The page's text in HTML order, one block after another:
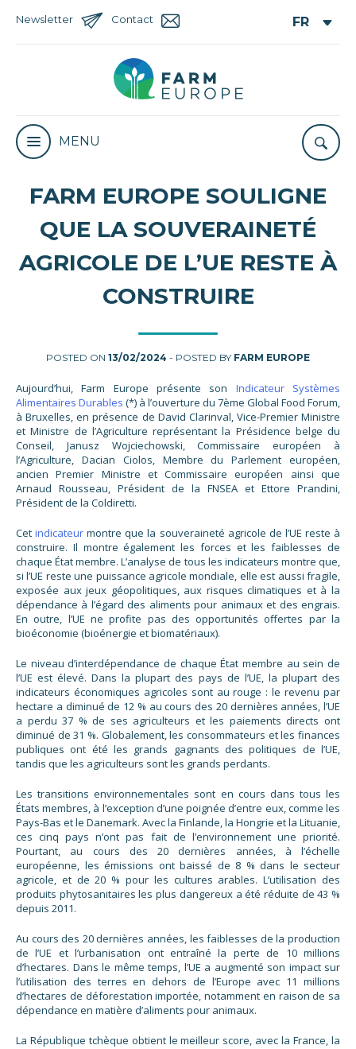
Newsletter Contact
MENU
FARM EUROPE SOULIGNE
QUE LA SOUVERAINETÉ
AGRICOLE DE L’UE RESTE À
CONSTRUIRE
POSTED ON 13/02/2024 - POSTED BY FARM EUROPE
Aujourd’hui, Farm Europe présente son Indicateur Systèmes
Alimentaires Durables (*) à l’ouverture du 7ème Global Food Forum,
à Bruxelles, en présence de David Clarinval, Vice-Premier Ministre
et Ministre de l’Agriculture représentant la Présidence belge du
Conseil, Janusz Wojciechowski, Commissaire européen à
l’Agriculture, Dacian Ciolos, Membre du Parlement européen,
ancien Premier Ministre et Commissaire européen ainsi que
Arnaud Rousseau, Président de la FNSEA et Ettore Prandini,
Président de la Coldiretti.
Cetindicateur montre que la souveraineté agricole de l’UE reste à
construire. Il montre également les forces et les faiblesses de
chaque État membre. L’analyse de tous les indicateurs montre que,
si l’UE reste une puissance agricole mondiale, elle est aussi fragile,
exposée aux jeux géopolitiques, aux risques climatiques et à la
dépendance à l’égard des aliments pour animaux et des engrais.
En outre, l’UE ne profite pas des opportunités offertes par la
bioéconomie (bioénergie et biomatériaux).
Le niveau d’interdépendance de chaque État membre au sein de
l’UE est élevé. Dans la plupart des pays de l’UE, la plupart des
indicateurs économiques agricoles sont au rouge : le revenu par
hectare a diminué de 12 % au cours des 20 dernières années, l’UE
a perdu 37 % de ses agriculteurs et les paiements directs ont
diminué de 31 %. Globalement, les consommateurs et les finances
publiques ont été les grands gagnants des politiques de l’UE,
tandis que les agriculteurs sont les grands perdants.
Les transitions environnementales sont en cours dans tous les
États membres, à l’exception d’une poignée d’entre eux, comme les
Pays-Bas et le Danemark. Avec la Finlande, la Hongrie et la Lituanie,
ces cinq pays n’ont pas fait de l’environnement une priorité.
Pourtant, au cours des 20 dernières années, à l’échelle
européenne, les émissions ont baissé de 8 % dans le secteur
agricole, et de 20 % pour les cultures arables. L’utilisation des
produits phytosanitaires les plus dangereux a été réduite de 43 %
depuis 2011.
Au cours des 20 dernières années, les faiblesses de la production
de l’UE et l’urbanisation ont entraîné la perte de 10 millions
d’hectares. Dans le même temps, l’UE a augmenté son impact sur
l’utilisation des terres en dehors de l’Europe avec 11 millions
d’hectares de déforestation importée, notamment en raison de sa
dépendance en matière d’aliments pour animaux.
La République tchèque obtient le meilleur score, avec la France, la